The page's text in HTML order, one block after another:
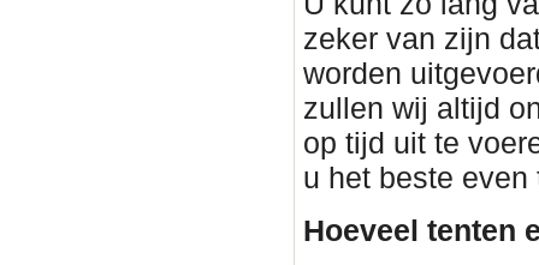
zeker van zijn
worden
zullen wij altijd
op tijd uit te
u het beste
Hoeveel tenten